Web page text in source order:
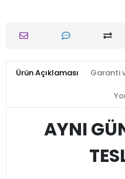
Ürün Açıklaması Garanti
AYNI